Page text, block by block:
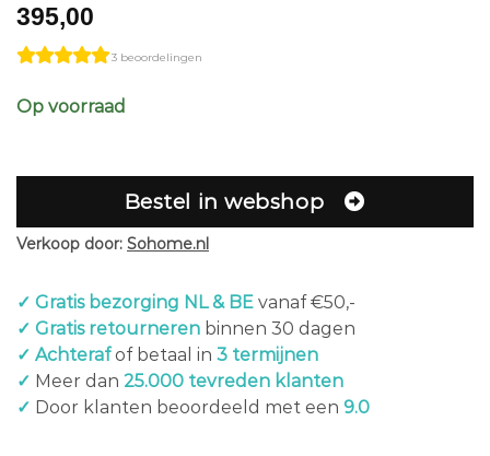
395,00
3 beoordelingen
Op voorraad
Bestel in webshop
Verkoop door: Sohome.nl
✓ Gratis bezorging NL & BE vanaf €50,-
✓ Gratis retourneren binnen 30 dagen
✓ Achterafof betaal in 3 termijnen
✓ Meer dan 25.000 tevreden klanten
✓ Door klanten beoordeeld met een 9.0